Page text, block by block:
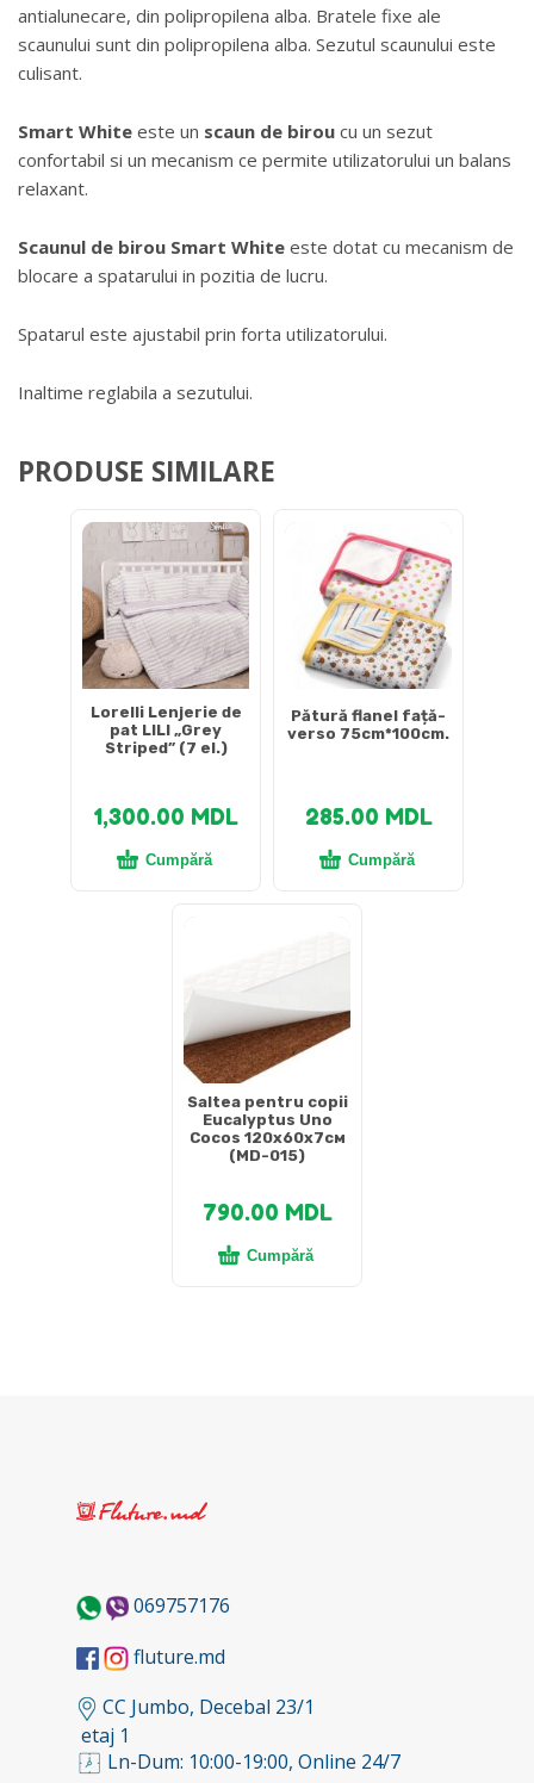
antialunecare, din polipropilena alba. Bratele fixe ale
scaunului sunt din polipropilena alba. Sezutul scaunului este
culisant.
Smart White este un scaun de birou cu un sezut
confortabil si un mecanism ce permite utilizatorului un balans
relaxant.
Scaunul de birou Smart White este dotat cu mecanism de
blocare a spatarului in pozitia de lucru.
Spatarul este ajustabil prin forta utilizatorului.
Inaltime reglabila a sezutului.
PRODUSE SIMILARE
Lorelli Lenjerie de
pat LILI „Grey
Striped” (7 el.)
1,300.00 MDL
Cumpără
Pătură flanel față-
verso 75cm*100cm.
285.00 MDL
Cumpără
Saltea pentru copii
Eucalyptus Uno
Cocos 120x60x7см
(MD-015)
790.00 MDL
Cumpără
069757176
fluture.md
CC Jumbo, Decebal 23/1
etaj 1
Ln-Dum: 10:00-19:00, Online 24/7